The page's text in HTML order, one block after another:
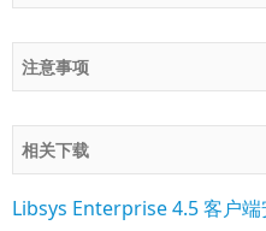
注意事项
相关下载
Libsys Enterprise 4.5 客户端